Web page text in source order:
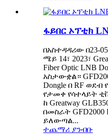
ፋይበር ኦፕቲክ
በአስተዳዳሪው በ23-
ሜይ 14፣ 2023፣
Fiber Optic LNB
አስታውቋል።
Dongle በ RF ወደብ
የታመቀ የሳተላይት
ከ Greatway
በመስራት GFD2000
ይለውጣል...
ተጨማሪ ያንብቡ